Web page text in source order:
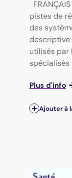
pistes de
des
descriptive
utilisés par
spécialisés
Plus d'info
Ajouter à